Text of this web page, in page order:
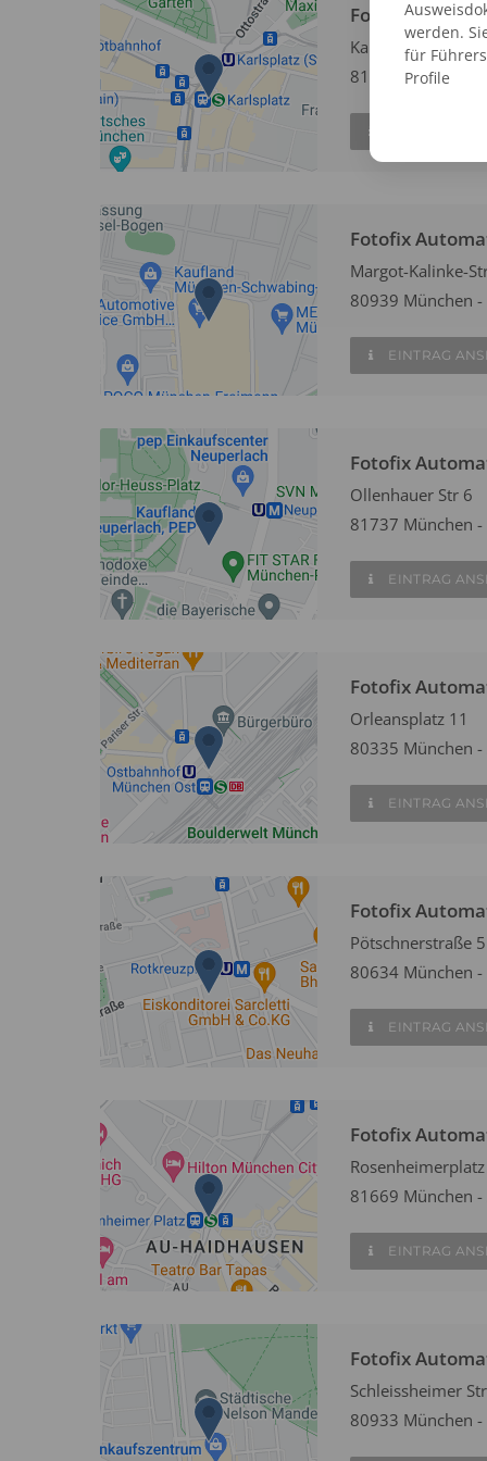
Fotofix
Karlsplatz
81373 München
Fotofix
Margot-Kalinke-
80939 München
EINTRAG
Fotofix
Ollenhauer Str 6
81737 München
EINTRAG
Fotofix
Orleansplatz 11
80335 München -
EINTRAG
Fotofix
Pötschnerstraße 5
80634 München
EINTRAG
Fotofix
Rosenheimerplatz
81669 München -
EINTRAG
Fotofix
Schleissheimer
80933 München
werden.
für
Profile